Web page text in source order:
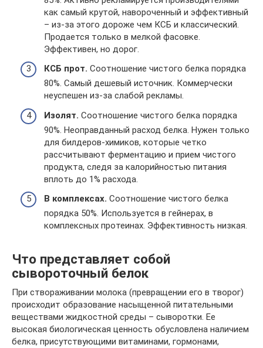
как самый крутой, навороченный и эффективный
– из-за этого дороже чем КСБ и классический.
Продается только в мелкой фасовке.
Эффективен, но дорог.
КСБ прот. Соотношение чистого белка порядка
80%. Самый дешевый источник. Коммерчески
неуспешен из-за слабой рекламы.
Изолят. Соотношение чистого белка порядка
90%. Неоправданный расход белка. Нужен только
для билдеров-химиков, которые четко
рассчитывают ферментацию и прием чистого
продукта, следя за калорийностью питания
вплоть до 1% расхода.
В комплексах. Соотношение чистого белка
порядка 50%. Используется в гейнерах, в
комплексных протеинах. Эффективность низкая.
Что представляет собой
сывороточный белок
При створаживании молока (превращении его в творог)
происходит образование насыщенной питательными
веществами жидкостной среды – сыворотки. Ее
высокая биологическая ценность обусловлена наличием
белка, присутствующими витаминами, гормонами,